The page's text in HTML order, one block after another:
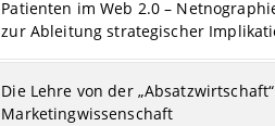
Patienten im Web 2.0 –
zur Ableitung strategischer
Die Lehre von der
Marketingwissenschaft